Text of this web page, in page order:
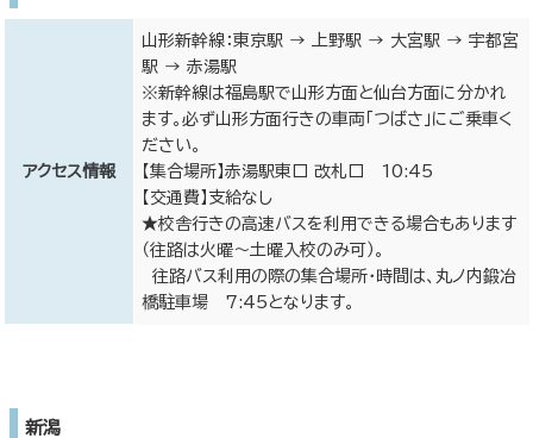
アクセス情報
山形新幹線：東京駅 → 上野駅 → 大宮駅 → 宇都宮
駅 → 赤湯駅
※新幹線は福島駅で山形方面と仙台方面に分かれ
ます。必ず山形方面行きの車両「つばさ」にご乗車く
ださい。
【集合場所】赤湯駅東口 改札口 10:45
【交通費】支給なし
★校舎行きの高速バスを利用できる場合もあります
（往路は火曜～土曜入校のみ可）。
往路バス利用の際の集合場所・時間は、丸ノ内鍛冶
橋駐車場 7:45となります。
新潟